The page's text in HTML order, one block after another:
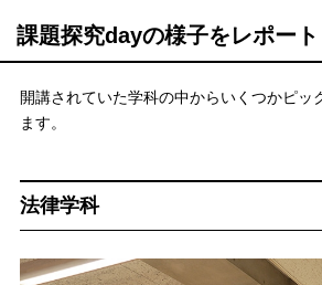
課題探究dayの様子をレポート
開講されていた学科の中からいくつかピッ
ます。
法律学科